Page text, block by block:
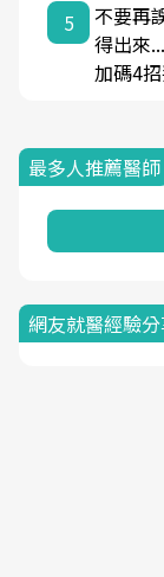
5
不要再
得出來
加碼4
最多人推薦醫師
網友就醫經驗